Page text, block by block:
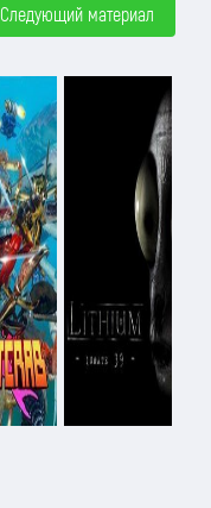
Следующий материал